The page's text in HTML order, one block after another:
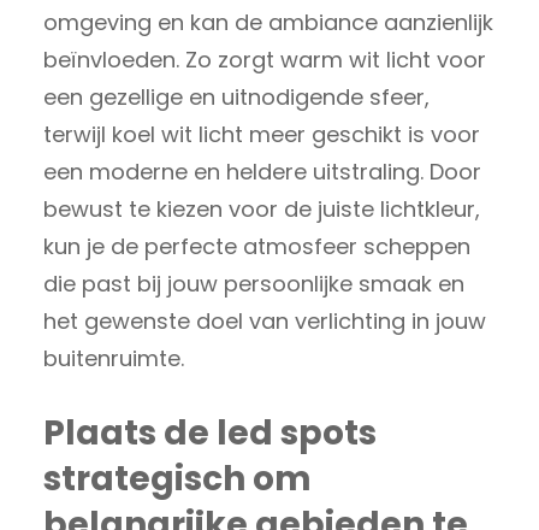
omgeving en kan de ambiance aanzienlijk
beïnvloeden. Zo zorgt warm wit licht voor
een gezellige en uitnodigende sfeer,
terwijl koel wit licht meer geschikt is voor
een moderne en heldere uitstraling. Door
bewust te kiezen voor de juiste lichtkleur,
kun je de perfecte atmosfeer scheppen
die past bij jouw persoonlijke smaak en
het gewenste doel van verlichting in jouw
buitenruimte.
Plaats de led spots
strategisch om